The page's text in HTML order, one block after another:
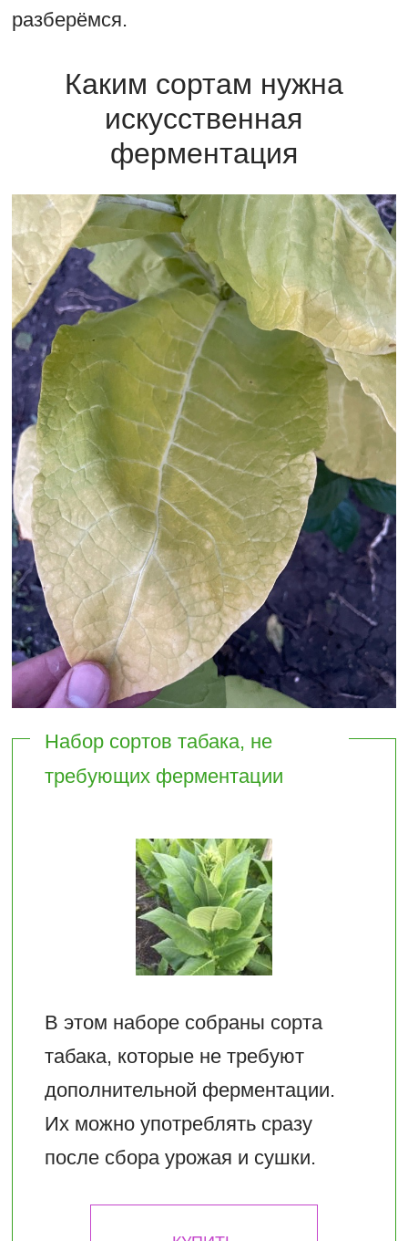
разберёмся.
Каким сортам нужна
искусственная
ферментация
Набор сортов табака, не
требующих ферментации
В этом наборе собраны сорта
табака, которые не требуют
дополнительной ферментации.
Их можно употреблять сразу
после сбора урожая и сушки.